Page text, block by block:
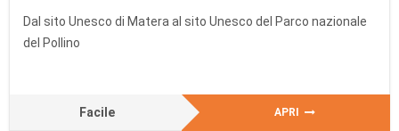
Dal sito Unesco di Matera al sito Unesco del Parco nazionale
del Pollino
Facile APRI